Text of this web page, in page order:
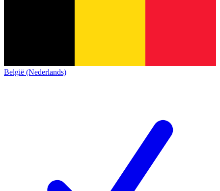
België (Nederlands)